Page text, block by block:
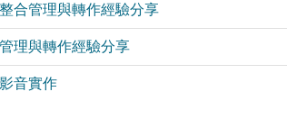
合管理與轉作經驗分享
理與轉作經驗分享
音實作